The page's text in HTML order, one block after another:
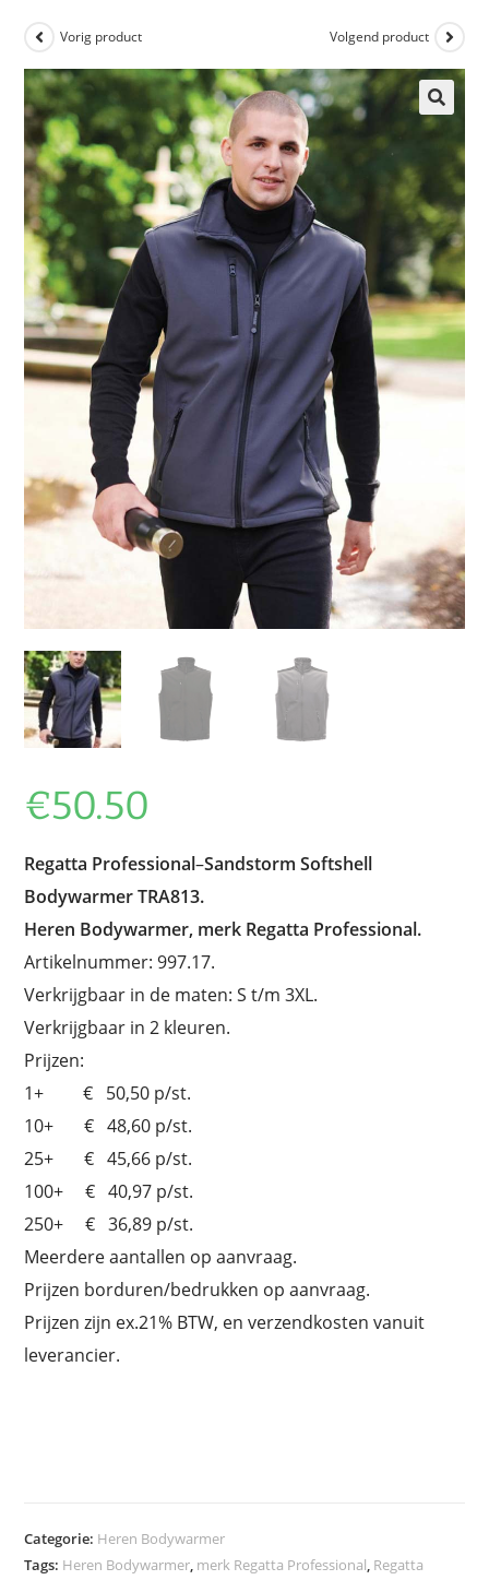
Vorig product Volgend product
€50.50
Regatta Professional–Sandstorm Softshell
Bodywarmer TRA813.
Heren Bodywarmer, merk Regatta Professional.
Artikelnummer: 997.17.
Verkrijgbaar in de maten: S t/m 3XL.
Verkrijgbaar in 2 kleuren.
Prijzen:
1+ € 50,50 p/st.
10+ € 48,60 p/st.
25+ € 45,66 p/st.
100+ € 40,97 p/st.
250+ € 36,89 p/st.
Meerdere aantallen op aanvraag.
Prijzen borduren/bedrukken op aanvraag.
Prijzen zijn ex.21% BTW, en verzendkosten vanuit
leverancier.
Categorie: Heren Bodywarmer
Tags: Heren Bodywarmer, merk Regatta Professional, Regatta